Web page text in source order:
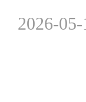
2026-05-